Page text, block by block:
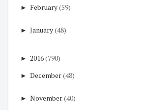
► February(59)
► January(48)
► 2016(790)
► December(48)
► November(40)